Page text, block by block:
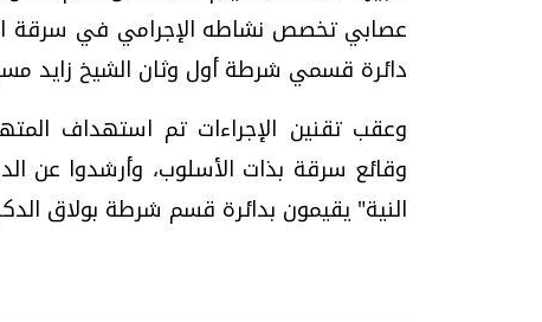
عصابي تخصص نشاطه الإجرامي في سرقة
دائرة قسمي شرطة أول وثان الشيخ زايد
وقائع سرقة بذات الأسلوب، وأرشدوا عن
النية" يقيمون بدائرة قسم شرطة بولاق